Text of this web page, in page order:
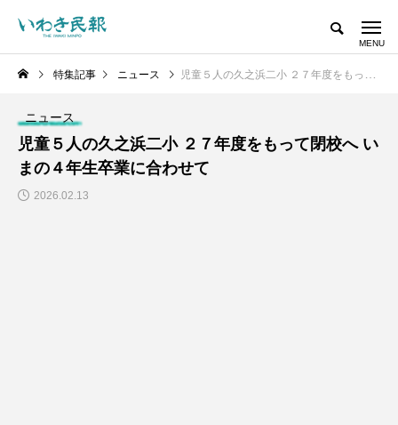
特集記事 ニュース 児童５人の久之浜二小 ２７年度をもって閉校へ いまの４年生卒業に合わせて
ニュース
児童５人の久之浜二小 ２７年度をもって閉校へ い
まの４年生卒業に合わせて
2026.02.13